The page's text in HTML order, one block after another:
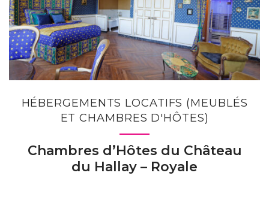
HÉBERGEMENTS LOCATIFS (MEUBLÉS
ET CHAMBRES D'HÔTES)
Chambres d’Hôtes du Château
du Hallay – Royale